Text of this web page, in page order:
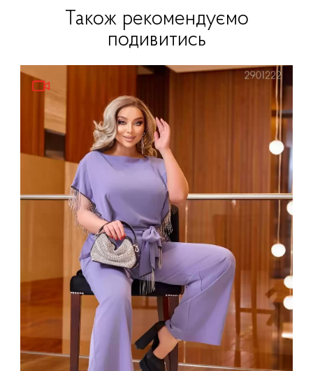
Також рекомендуємо
подивитись